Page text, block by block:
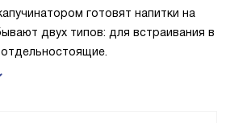
готовят напитки на
двух типов: для встраивания в